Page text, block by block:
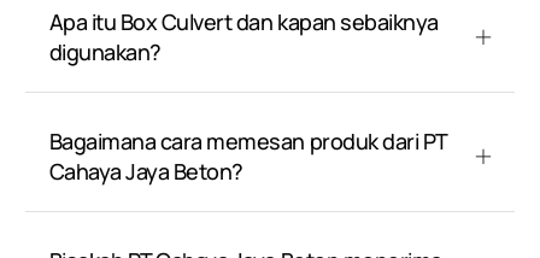
Apa itu Box Culvert dan kapan sebaiknya
digunakan?
Bagaimana cara memesan produk dari PT
Cahaya Jaya Beton?